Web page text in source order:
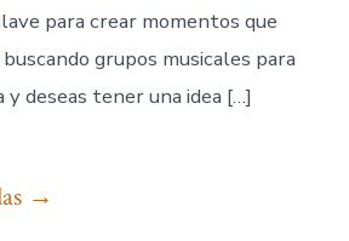
para crear momentos que
grupos musicales para
y deseas tener una idea […]
→